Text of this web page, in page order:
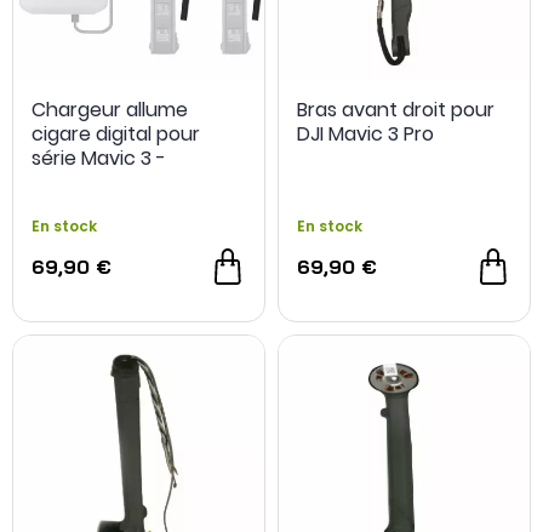
OCCASION
Chargeur allume
cigare digital pour
série Mavic 3 -
En stock
69,90 €
Bras avant droit pour
DJI Mavic 3 Pro
En stock
69,90 €